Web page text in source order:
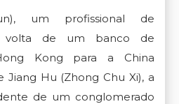
um profissional de
volta de um banco de
Kong para a China
Jiang Hu (Zhong Chu Xi), a
de um conglomerado